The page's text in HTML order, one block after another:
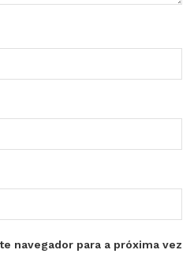
navegador para a próxima vez